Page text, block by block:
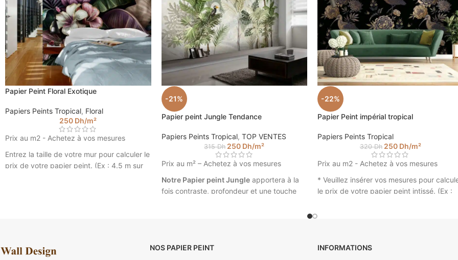
Papier Peint Floral Exotique
Papiers Peints Tropical, Floral
250 Dh/m²
Prix au m2 - Achetez à vos mesures
Entrez la taille de votre mur pour calculer le
prix de votre papier peint. (Ex : 4.5 m sur
-21%
Papier peint Jungle Tendance
Papiers Peints Tropical, TOP VENTES
315Dh 250 Dh/m²
Prix au m² – Achetez à vos mesures
Notre Papier peint Jungleapportera à la
fois contraste, profondeur et une touche
Walldesign
-22%
Papier Peint impérial tropical
Papiers Peints Tropical
320Dh 250 Dh/m²
Prix au m2 - Achetez à vos mesures
* Veuillez insérer vos mesures pour
le prix de votre papier peint intissé. (Ex :
NOS PAPIER PEINT INFORMATIONS